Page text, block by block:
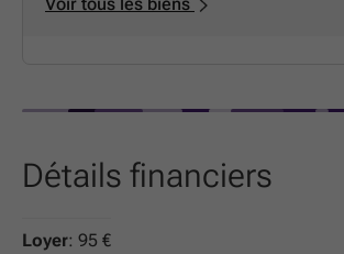
Détails financiers
Loyer: 95 €